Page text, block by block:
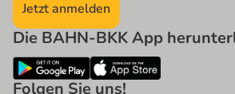
Jetzt anmelden
Die BAHN-BKK App
Folgen Sie uns!